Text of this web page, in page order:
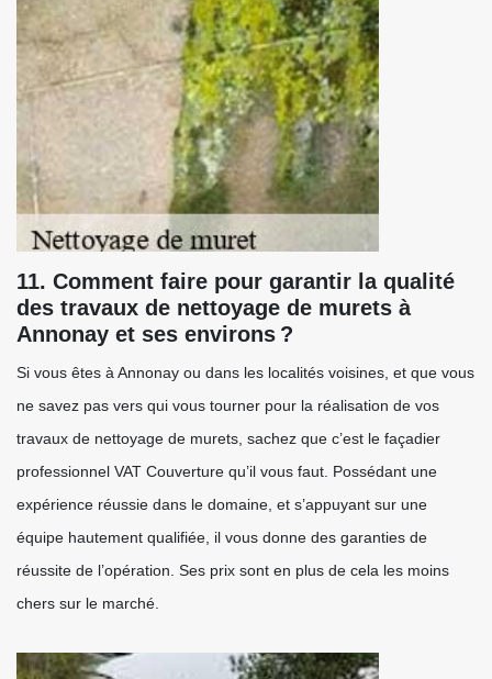
11. Comment faire pour garantir la qualité
des travaux de nettoyage de murets à
Annonay et ses environs ?
Si vous êtes à Annonay ou dans les localités voisines, et que vous
ne savez pas vers qui vous tourner pour la réalisation de vos
travaux de nettoyage de murets, sachez que c’est le façadier
professionnel VAT Couverture qu’il vous faut. Possédant une
expérience réussie dans le domaine, et s’appuyant sur une
équipe hautement qualifiée, il vous donne des garanties de
réussite de l’opération. Ses prix sont en plus de cela les moins
chers sur le marché.